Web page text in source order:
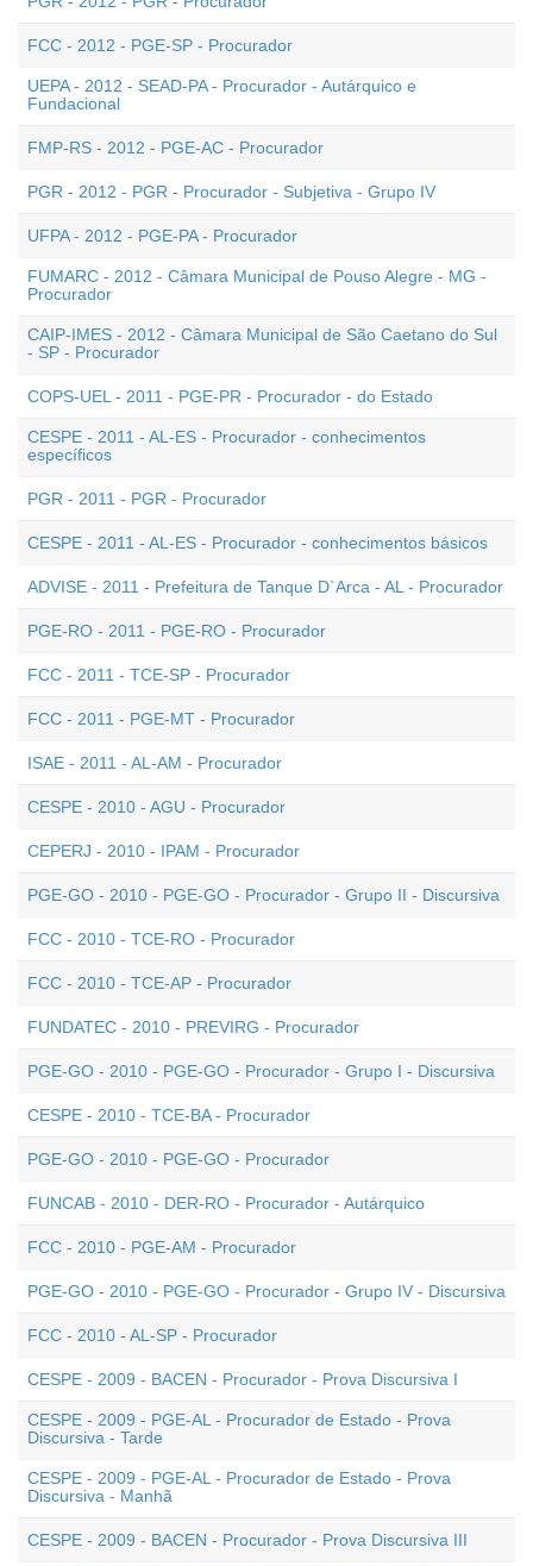
FCC - 2012 - PGE-SP - Procurador
UEPA - 2012 - SEAD-PA - Procurador - Autárquico e
Fundacional
FMP-RS - 2012 - PGE-AC - Procurador
PGR - 2012 - PGR - Procurador - Subjetiva - Grupo IV
UFPA - 2012 - PGE-PA - Procurador
FUMARC - 2012 - Câmara Municipal de Pouso Alegre - MG -
Procurador
CAIP-IMES - 2012 - Câmara Municipal de São Caetano do Sul
- SP - Procurador
COPS-UEL - 2011 - PGE-PR - Procurador - do Estado
CESPE - 2011 - AL-ES - Procurador - conhecimentos
específicos
PGR - 2011 - PGR - Procurador
CESPE - 2011 - AL-ES - Procurador - conhecimentos básicos
ADVISE - 2011 - Prefeitura de Tanque D`Arca - AL - Procurador
PGE-RO - 2011 - PGE-RO - Procurador
FCC - 2011 - TCE-SP - Procurador
FCC - 2011 - PGE-MT - Procurador
ISAE - 2011 - AL-AM - Procurador
CESPE - 2010 - AGU - Procurador
CEPERJ - 2010 - IPAM - Procurador
PGE-GO - 2010 - PGE-GO - Procurador - Grupo II - Discursiva
FCC - 2010 - TCE-RO - Procurador
FCC - 2010 - TCE-AP - Procurador
FUNDATEC - 2010 - PREVIRG - Procurador
PGE-GO - 2010 - PGE-GO - Procurador - Grupo I - Discursiva
CESPE - 2010 - TCE-BA - Procurador
PGE-GO - 2010 - PGE-GO - Procurador
FUNCAB - 2010 - DER-RO - Procurador - Autárquico
FCC - 2010 - PGE-AM - Procurador
PGE-GO - 2010 - PGE-GO - Procurador - Grupo IV - Discursiva
FCC - 2010 - AL-SP - Procurador
CESPE - 2009 - BACEN - Procurador - Prova Discursiva I
CESPE - 2009 - PGE-AL - Procurador de Estado - Prova
Discursiva - Tarde
CESPE - 2009 - PGE-AL - Procurador de Estado - Prova
Discursiva - Manhã
CESPE - 2009 - BACEN - Procurador - Prova Discursiva III